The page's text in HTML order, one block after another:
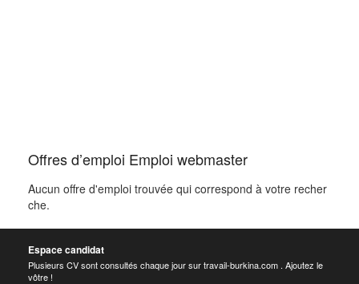
Offres d’emploi Emploi webmaster
Aucun offre d'emploi trouvée qui correspond à votre recher
che.
Espace candidat
Plusieurs CV sont consultés chaque jour sur travail-burkina.com . Ajoutez le
vôtre !